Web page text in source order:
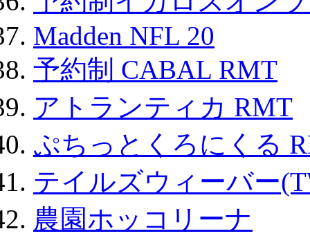
Madden NFL 20
予約制 CABAL RMT
アトランティカ RMT
ぷちっとくろにくる
テイルズウィーバー
農園ホッコリーナ